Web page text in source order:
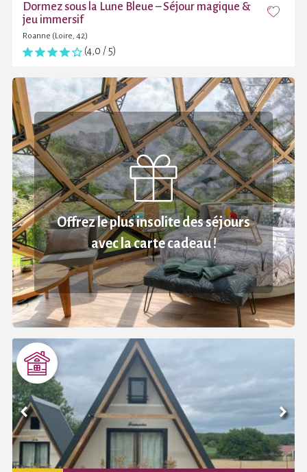
Dormez sous la Lune Bleue – Séjour magique &
jeu immersif
Roanne (Loire, 42)
(4,0 / 5)
Offrez le plus insolite des séjours
avec la carte cadeau !